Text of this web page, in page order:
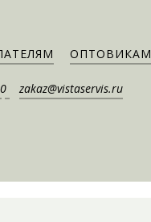
ОПТОВИКАМ
zakaz@vistaservis.ru